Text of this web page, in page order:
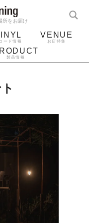
所をお届け
ード情報
VENUE
お店特集
製品情報